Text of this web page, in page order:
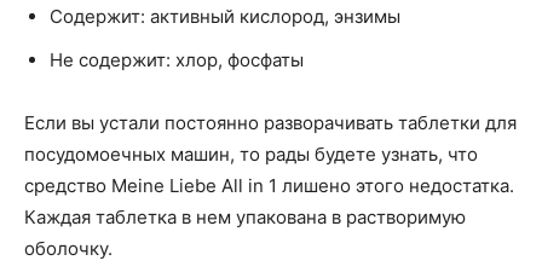
Содержит: активный кислород, энзимы
Не содержит: хлор, фосфаты
Если вы устали постоянно разворачивать таблетки для
посудомоечных машин, то рады будете узнать, что
средство Meine Liebe All in 1 лишено этого недостатка.
Каждая таблетка в нем упакована в растворимую
оболочку.